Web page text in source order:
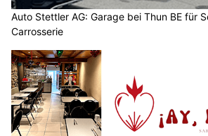
Auto Stettler AG: Garage bei Thun BE für
Carrosserie